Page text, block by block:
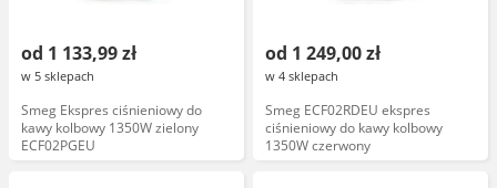
od 1 133,99 zł
w 5 sklepach
Smeg Ekspres ciśnieniowy do
kawy kolbowy 1350W zielony
ECF02PGEU
od 1 249,00 zł
w 4 sklepach
Smeg ECF02RDEU ekspres
ciśnieniowy do kawy kolbowy
1350W czerwony